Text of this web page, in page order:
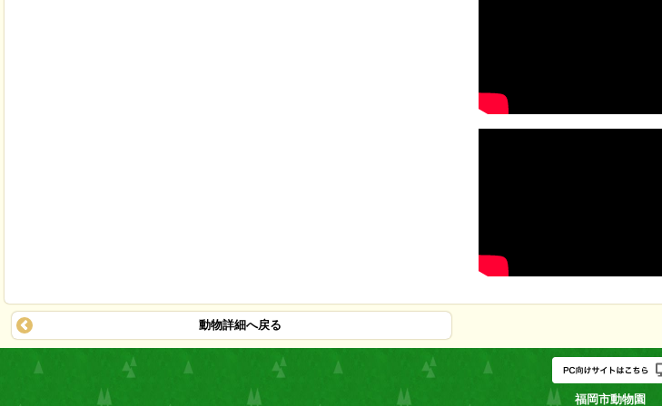
動物詳細へ戻る
福岡市動物園